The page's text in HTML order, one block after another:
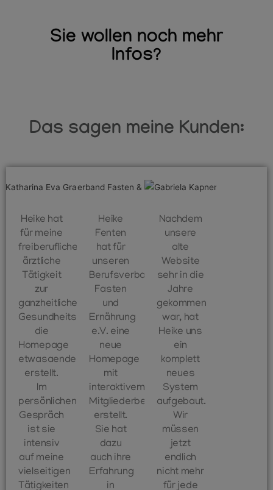
Sie wollen noch mehr
Infos?
Das sagen meine Kunden:
Heike hat
für meine
freiberufliche
ärztliche
Tätigkeit
zur
ganzheitlichen
Gesundheitsberatung
die
Homepage
etwasaendern.info
erstellt.
Im
persönlichen
Gespräch
ist sie
intensiv
auf meine
vielseitigen
Tätigkeiten
Heike
Fenten
hat für
unseren
Berufsverband
Fasten
und
Ernährung
e.V. eine
neue
Homepage
mit
interaktivem
Mitgliederbereich
erstellt.
Sie hat
dazu
auch ihre
Erfahrung
in
Nachdem
unsere
alte
Website
sehr in die
Jahre
gekommen
war, hat
Heike uns
ein
komplett
neues
System
aufgebaut.
Wir
müssen
jetzt
endlich
nicht mehr
für jede